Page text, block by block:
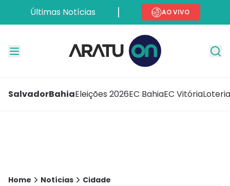
Últimas Notícias AO VIVO
SalvadorBahiaEleições 2026EC BahiaEC Vitória
Home Notícias Cidade